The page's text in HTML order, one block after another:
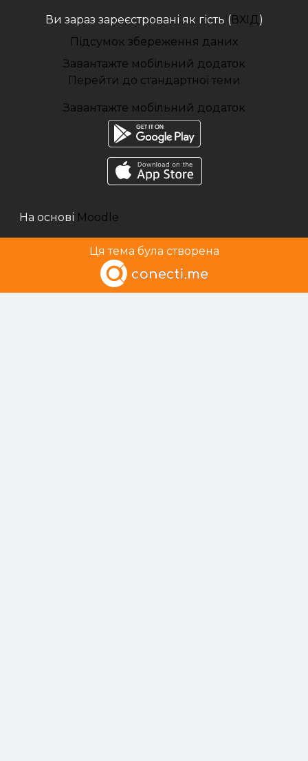
Ви зараз зареєстровані як гість (ВХІД )
Підсумок збереження даних
Завантажте мобільний додаток
Перейти до стандартної теми
Завантажте мобільний додаток
На основі Moodle
Ця тема була створена